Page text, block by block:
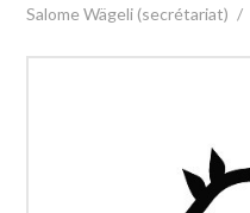
Salome Wägeli (secrétariat)